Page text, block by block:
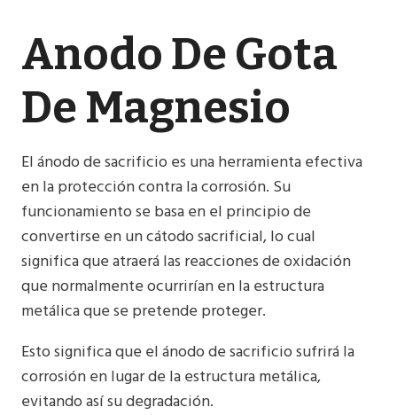
Anodo De Gota
De Magnesio
El ánodo de sacrificio es una herramienta efectiva
en la protección contra la corrosión. Su
funcionamiento se basa en el principio de
convertirse en un cátodo sacrificial, lo cual
significa que atraerá las reacciones de oxidación
que normalmente ocurrirían en la estructura
metálica que se pretende proteger.
Esto significa que el ánodo de sacrificio sufrirá la
corrosión en lugar de la estructura metálica,
evitando así su degradación.